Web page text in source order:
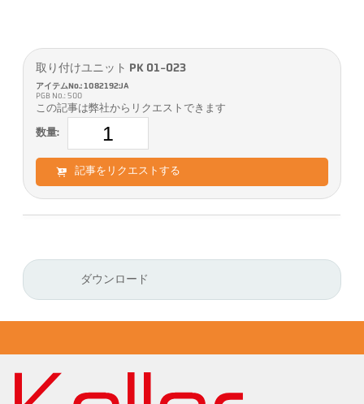
取り付けユニット PK 01-023
アイテムNo.: 1082192:JA
PGB No.: 500
この記事は弊社からリクエストできます
数量:
記事をリクエストする
ダウンロード